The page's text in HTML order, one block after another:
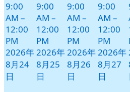
9:00
AM –
12:00
PM
2026年
8月24
日
9:00
AM –
12:00
PM
2026年
8月25
日
9:00
AM –
12:00
PM
2026年
8月26
日
9:00
AM –
12:00
PM
2026年
8月27
日